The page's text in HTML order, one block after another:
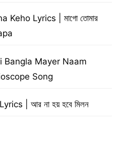
Lyrics | মাগো তোমার
Bangla Mayer Naam
Song
| আর না হয় হবে মিলন